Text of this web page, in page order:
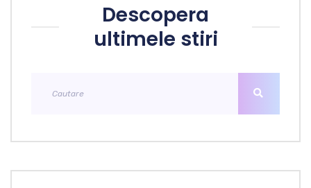
Descopera
ultimele stiri